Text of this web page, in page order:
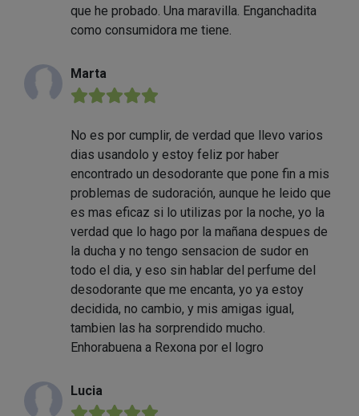
que he probado. Una maravilla. Enganchadita
como consumidora me tiene.
Marta
★★★★★
No es por cumplir, de verdad que llevo varios
dias usandolo y estoy feliz por haber
encontrado un desodorante que pone fin a mis
problemas de sudoración, aunque he leido que
es mas eficaz si lo utilizas por la noche, yo la
verdad que lo hago por la mañana despues de
la ducha y no tengo sensacion de sudor en
todo el dia, y eso sin hablar del perfume del
desodorante que me encanta, yo ya estoy
decidida, no cambio, y mis amigas igual,
tambien las ha sorprendido mucho.
Enhorabuena a Rexona por el logro
Lucia
★★★★★